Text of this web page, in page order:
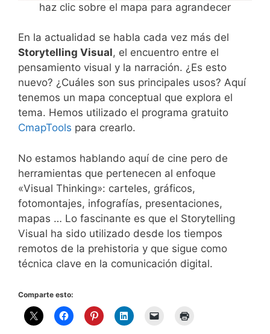
haz clic sobre el mapa para agrandecer
En la actualidad se habla cada vez más del
Storytelling Visual, el encuentro entre el
pensamiento visual y la narración. ¿Es esto
nuevo? ¿Cuáles son sus principales usos? Aquí
tenemos un mapa conceptual que explora el
tema. Hemos utilizado el programa gratuito
CmapTools para crearlo.
No estamos hablando aquí de cine pero de
herramientas que pertenecen al enfoque
«Visual Thinking»: carteles, gráficos,
fotomontajes, infografías, presentaciones,
mapas … Lo fascinante es que el Storytelling
Visual ha sido utilizado desde los tiempos
remotos de la prehistoria y que sigue como
técnica clave en la comunicación digital.
Comparte esto: